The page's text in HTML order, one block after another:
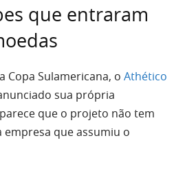
que entraram
Copa Sulamericana, o Athético
sua própria
que o projeto não tem
que assumiu o